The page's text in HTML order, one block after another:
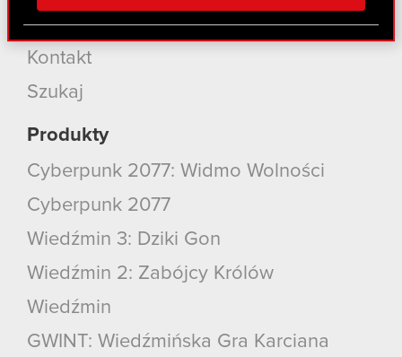
Partnerzy mogą połączyć te informacje z innymi
danymi otrzymanymi od Ciebie lub uzyskanymi
podczas korzystania z ich usług. Kontynuując
korzystanie z naszej witryny, zgadasz się na
Kariera
Kontakt
Szukaj
Produkty
Cyberpunk 2077: Widmo Wolności
Cyberpunk 2077
Wiedźmin 3: Dziki Gon
Wiedźmin 2: Zabójcy Królów
Wiedźmin
GWINT: Wiedźmińska Gra Karciana